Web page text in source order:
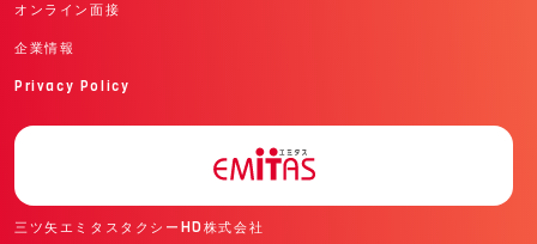
オンライン面接
企業情報
Privacy Policy
三ツ矢エミタスタクシーHD株式会社